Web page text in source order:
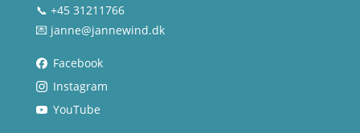
📞 +45 31211766
💌 janne@jannewind.dk
Facebook
Instagram
YouTube